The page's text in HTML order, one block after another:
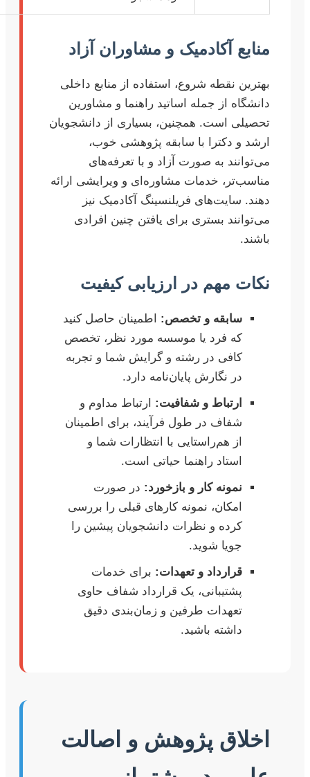
منابع آکادمیک و مشاوران آزاد
بهترین نقطه شروع، استفاده از منابع داخلی
دانشگاه از جمله اساتید راهنما و مشاورین
تحصیلی است. همچنین، بسیاری از دانشجویان
ارشد و دکترا با سابقه پژوهشی خوب،
می‌توانند به صورت آزاد و با تعرفه‌های
مناسب‌تر، خدمات مشاوره‌ای و ویرایشی ارائه
دهند. سایت‌های فریلنسینگ آکادمیک نیز
می‌توانند بستری برای یافتن چنین افرادی
باشند.
نکات مهم در ارزیابی کیفیت
سابقه و تخصص:اطمینان حاصل کنید
که فرد یا موسسه مورد نظر، تخصص
کافی در رشته و گرایش شما و تجربه
در نگارش پایان‌نامه دارد.
ارتباط و شفافیت:ارتباط مداوم و
شفاف در طول فرآیند، برای اطمینان
از هم‌راستایی با انتظارات شما و
استاد راهنما حیاتی است.
نمونه کار و بازخورد:در صورت
امکان، نمونه کارهای قبلی را بررسی
کرده و نظرات دانشجویان پیشین را
جویا شوید.
قرارداد و تعهدات:برای خدمات
پشتیبانی، یک قرارداد شفاف حاوی
تعهدات طرفین و زمان‌بندی دقیق
داشته باشید.
اخلاق پژوهش و اصالت